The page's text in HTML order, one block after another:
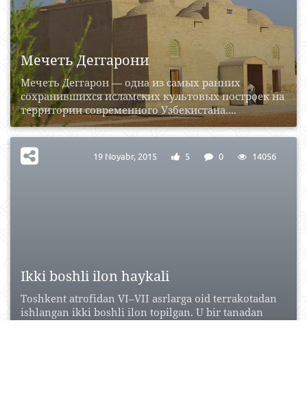
Мечеть Деггарони
Мечеть Деггарон — одна из самых ранних
сохранившихся исламских культовых построек на
территории современного Узбекистана....
Ikki boshli ilon haykali
Toshkent atrofidan VI–VII asrlarga oid terrakotadan
ishlangan ikki boshli ilon topilgan. U bir tanadan
19 Noyabr, 2015 5 0 14056